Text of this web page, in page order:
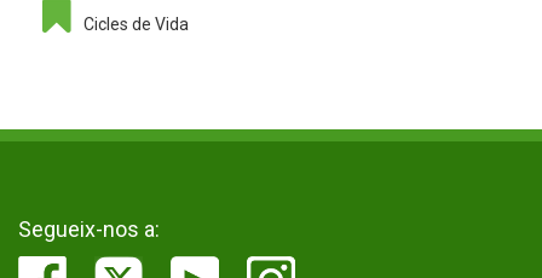
Cicles de Vida
Segueix-nos a: